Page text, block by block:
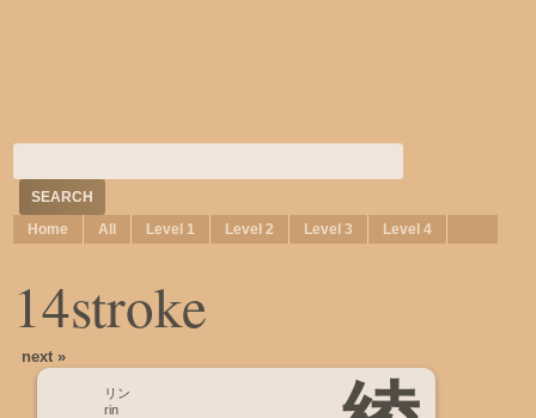
Home All Level 1 Level 2 Level 3 Level 4
14stroke
next »
リン
rin